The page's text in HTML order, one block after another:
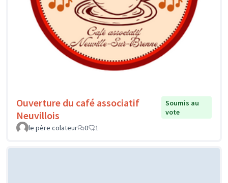
Ouverture du café associatif
Neuvillois
Soumis au
vote
le père colateur
0 1